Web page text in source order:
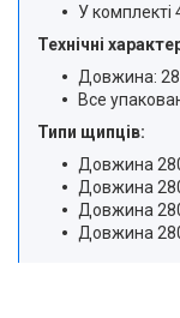
У комплекті
Технічні
Довжина:
Все
Типи щипців:
Довжина
Довжина
Довжина
Довжина